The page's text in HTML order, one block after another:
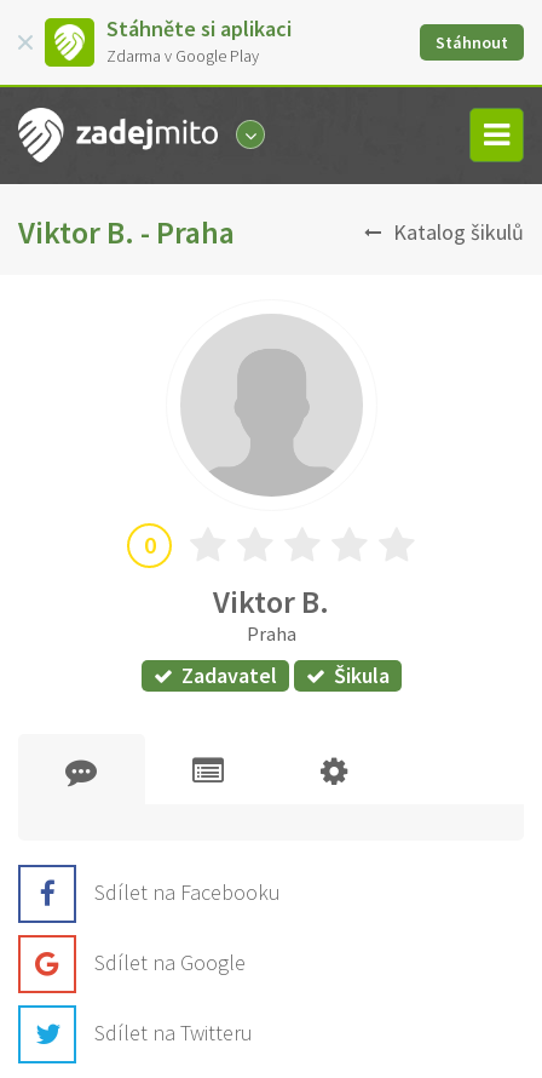
Stáhněte si aplikaci
Zdarma v Google Play
Stáhnout
Viktor B. - Praha Katalog šikulů
0
Viktor B.
Praha
Zadavatel Šikula
Sdílet na Facebooku
Sdílet na Google
Sdílet na Twitteru